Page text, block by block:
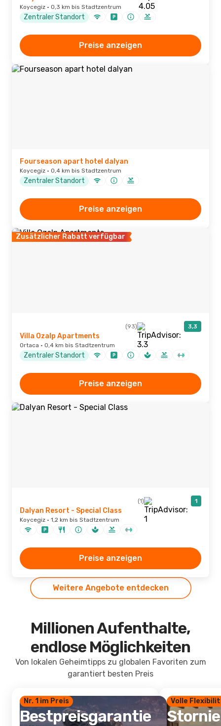
Koycegiz · 0,3 km bis Stadtzentrum
Zentraler Standort
Preise anzeigen
Fourseason apart hotel dalyan
Koycegiz · 0,4 km bis Stadtzentrum
Zentraler Standort
Preise anzeigen
Zusätzlicher Rabatt verfügbar
(93) 3,3
Villa Ozalp Apartments
Ortaca · 0,4 km bis Stadtzentrum
Zentraler Standort
Preise anzeigen
(1) 1
Dalyan Resort - Special Class
Koycegiz · 1,2 km bis Stadtzentrum
Preise anzeigen
Weitere Angebote entdecken
Millionen Aufenthalte,
endlose Möglichkeiten
Von lokalen Geheimtipps zu globalen Favoriten zum
garantiert besten Preis
Nr. 1 im Preis
Bestpreisgarantie
Volle